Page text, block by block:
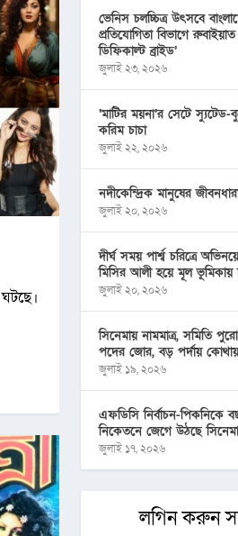
ভেনিস চলচ্চিত্র উৎসবে
প্রতিযোগিতা বিভাগে
ডিফিকাল্ট ব্রাইড’
জুলাই ২৩, ২০২৬
‘মাটির ময়না’র সেটে
করিম চাচা
জুলাই ২২, ২০২৬
নদীকেন্দ্রিক মানুষের জীবনধারা
জুলাই ২০, ২০২৬
দীর্ঘ সময় পার্শ্ব চরিত্রে
মিসির আলী হয়ে মূল ভূমিকায়
জুলাই ২০, ২০২৬
সিনেমায় নামমাত্র, সমিতি
পদের জোর, বড় পর্দায়
জুলাই ১৯, ২০২৬
এফডিসি নির্বাচন-পিকনিকে
নিকেতনে জেগে উঠছে
জুলাই ১৭, ২০২৬
লগিন করুন